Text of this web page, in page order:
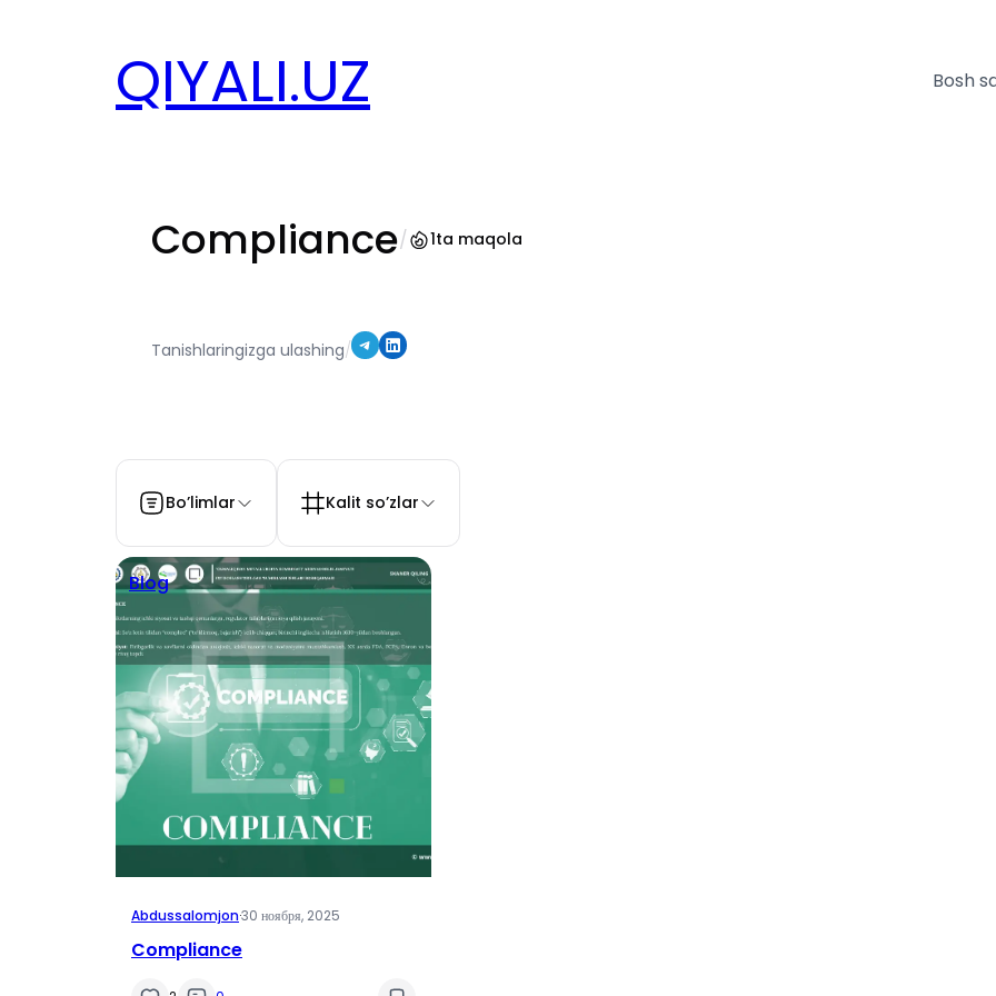
QIYALI.UZ Bosh
Compliance/ 1ta maqola
Tanishlaringizga ulashing/ Поделитесь в Telegram
Поделиться в LinkedIn
Bo’limlar Kalit so’zlar
Blog
Abdussalomjon·30 ноября, 2025
Compliance